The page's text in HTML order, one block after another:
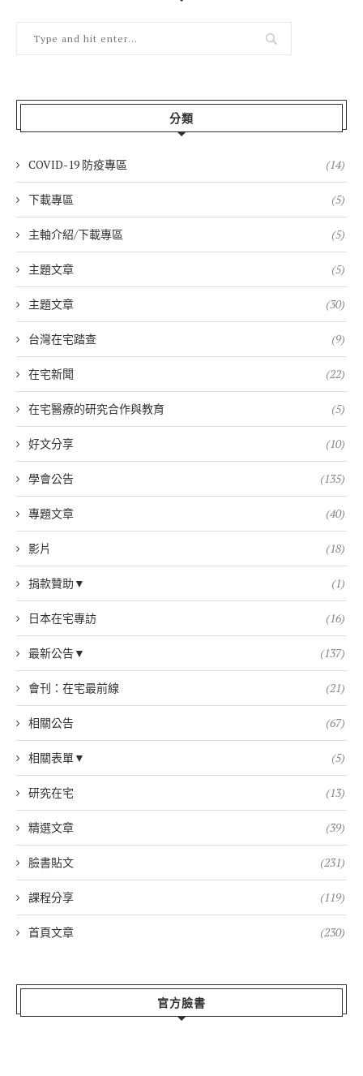
分類
COVID-19 防疫專區 (14)
下載專區 (5)
主軸介紹/下載專區 (5)
主題文章 (5)
主題文章 (30)
台灣在宅踏查 (9)
在宅新聞 (22)
在宅醫療的研究合作與教育 (5)
好文分享 (10)
學會公告 (135)
專題文章 (40)
影片 (18)
捐款贊助▼ (1)
日本在宅專訪 (16)
最新公告▼ (137)
會刊：在宅最前線 (21)
相關公告 (67)
相關表單▼ (5)
研究在宅 (13)
精選文章 (39)
臉書貼文 (231)
課程分享 (119)
首頁文章 (230)
官方臉書